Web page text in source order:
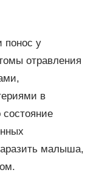
понос у
отравления
в
малыша,